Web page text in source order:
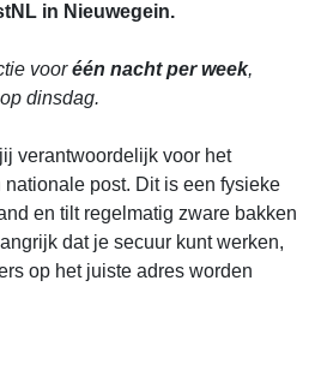
in Nieuwegein.
vooréén nacht per week,
dinsdag.
verantwoordelijk voor het
post. Dit is een fysieke
en tilt regelmatig zware bakken
dat je secuur kunt werken,
op het juiste adres worden